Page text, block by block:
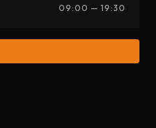
09:00 — 19:30